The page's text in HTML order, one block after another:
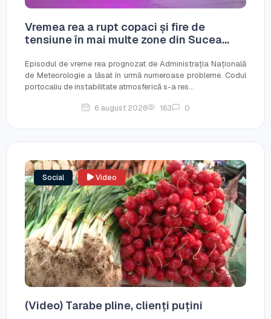
Vremea rea a rupt copaci și fire de
tensiune în mai multe zone din Sucea...
Episodul de vreme rea prognozat de Administrația Națională
de Meteorologie a lăsat în urmă numeroase probleme. Codul
portocaliu de instabilitate atmosferică s-a res...
6 august 2026 163 0
Social Video
(Video) Tarabe pline, clienți puțini